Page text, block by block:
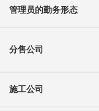
管理员的勤务形态
分售公司
施工公司